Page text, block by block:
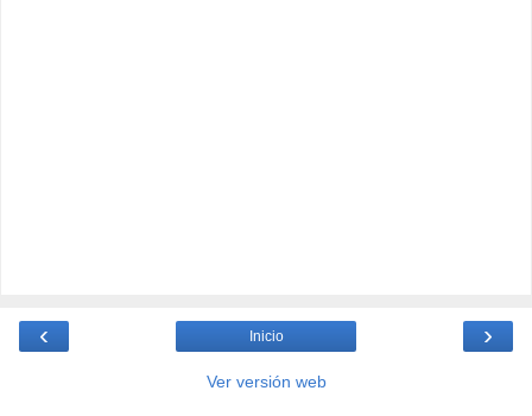
‹ ›
Inicio
Ver versión web